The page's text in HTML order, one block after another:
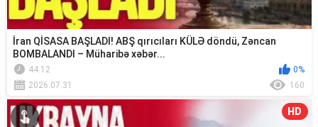
İran QİSASA BAŞLADI! ABŞ qırıcıları KÜLƏ döndü, Zəncan
BOMBALANDI – Müharibə xəbər...
44:12
0%
2026.07.31
160
HD